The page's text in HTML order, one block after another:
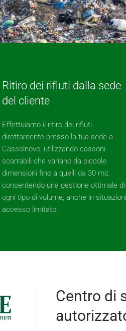
Ritiro dei rifiuti dalla sede
del cliente
Effettuiamo il ritiro dei rifiuti
direttamente presso la tua sede a
Cassolnovo, utilizzando cassoni
scarrabili che variano da piccole
dimensioni fino a quelli da 30 mc,
consentendo una gestione ottimale di
ogni tipo di volume, anche in
accesso limitato.
Centro di